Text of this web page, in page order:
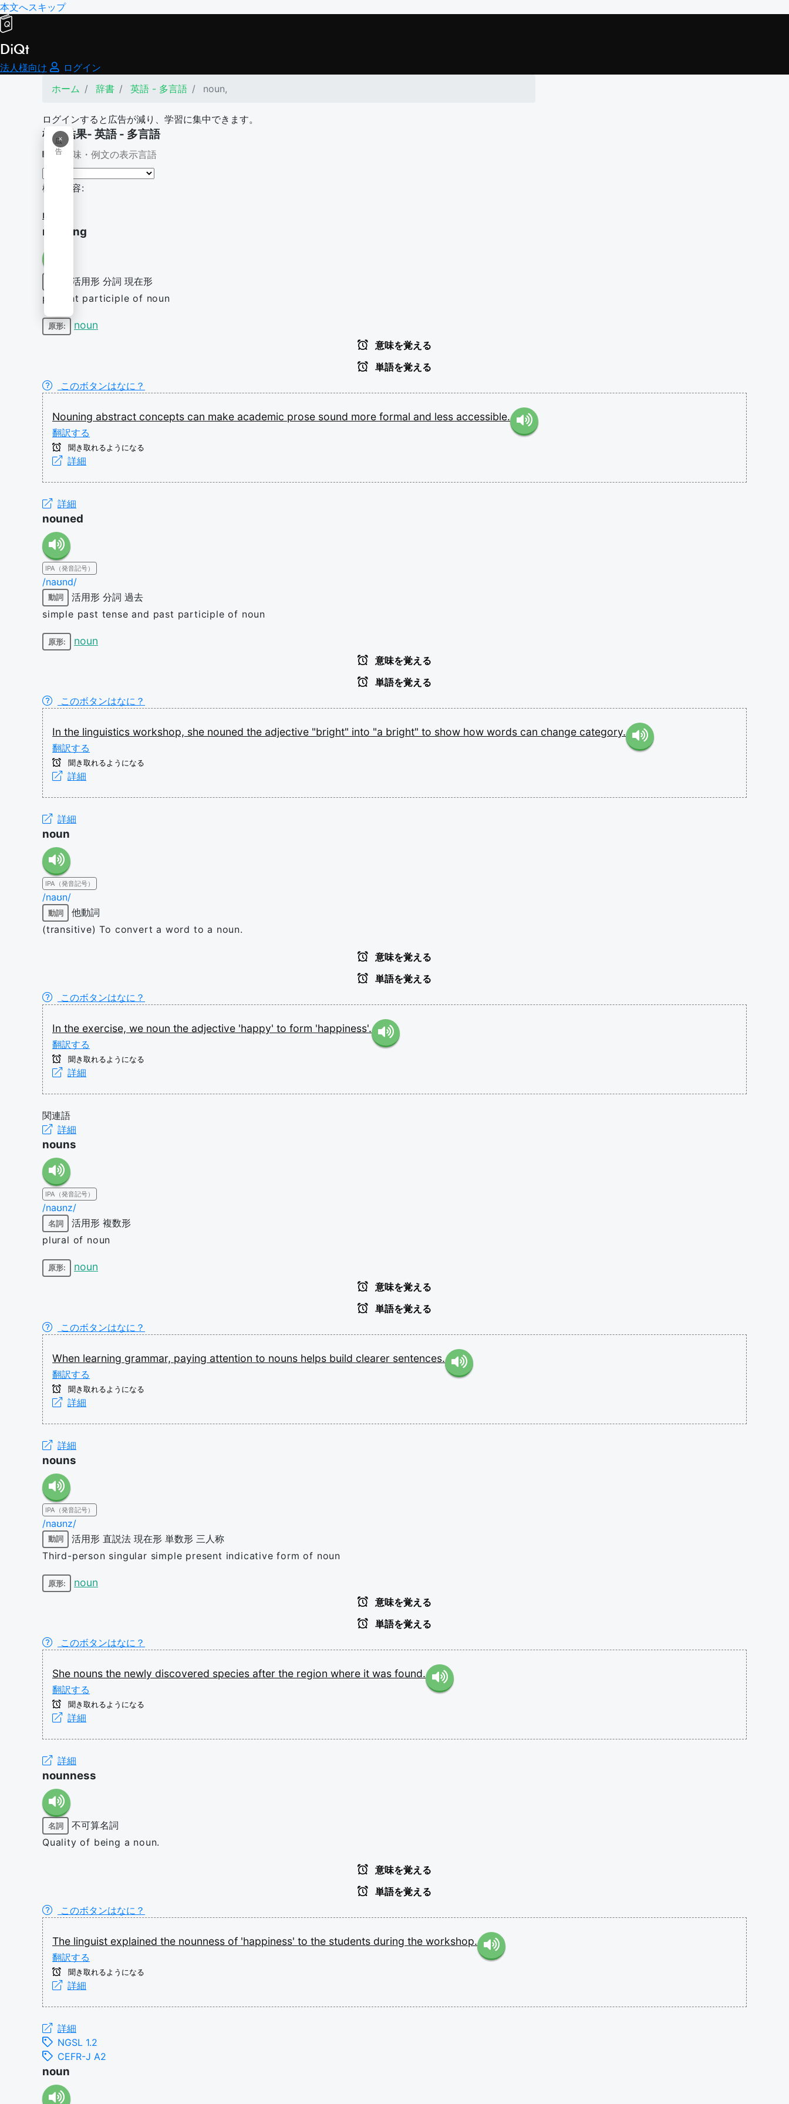
本文へスキップ
DiQt
法人様向け
ログイン
ホーム
辞書 英語 - 多言語 noun,
ログインすると広告が減り、学習に集中できます。
×
広
告
検索結果- 英語 - 多言語
意味・例文の表示言語
検索内容:
noun,
nouning
活用形 分詞 現在形
present participle of noun
原形: noun
意味を覚える
単語を覚える
このボタンはなに？
Nouning abstract concepts can make academic prose sound more formal and less accessible.
翻訳する
聞き取れるようになる
詳細
詳細
nouned
IPA（発音記号）
/naʊnd/
動詞 活用形 分詞 過去
simple past tense and past participle of noun
原形: noun
意味を覚える
単語を覚える
このボタンはなに？
In the linguistics workshop, she nouned the adjective "bright" into "a bright" to show how words can change category.
翻訳する
聞き取れるようになる
詳細
詳細
noun
IPA（発音記号）
/naʊn/
動詞
他動詞
(transitive) To convert a word to a noun.
意味を覚える
単語を覚える
このボタンはなに？
In the exercise, we noun the adjective 'happy' to form 'happiness'.
翻訳する
聞き取れるようになる
詳細
関連語
詳細
nouns
IPA（発音記号）
/naʊnz/
名詞 活用形 複数形
plural of noun
原形: noun
意味を覚える
単語を覚える
このボタンはなに？
When learning grammar, paying attention to nouns helps build clearer sentences.
翻訳する
聞き取れるようになる
詳細
詳細
nouns
IPA（発音記号）
/naʊnz/
動詞 活用形 直説法 現在形 単数形 三人称
Third-person singular simple present indicative form of noun
原形: noun
意味を覚える
単語を覚える
このボタンはなに？
She nouns the newly discovered species after the region where it was found.
翻訳する
聞き取れるようになる
詳細
詳細
nounness
名詞
不可算名詞
Quality of being a noun.
意味を覚える
単語を覚える
このボタンはなに？
The linguist explained the nounness of 'happiness' to the students during the workshop.
翻訳する
聞き取れるようになる
詳細
詳細
NGSL 1.2
CEFR-J A2
noun